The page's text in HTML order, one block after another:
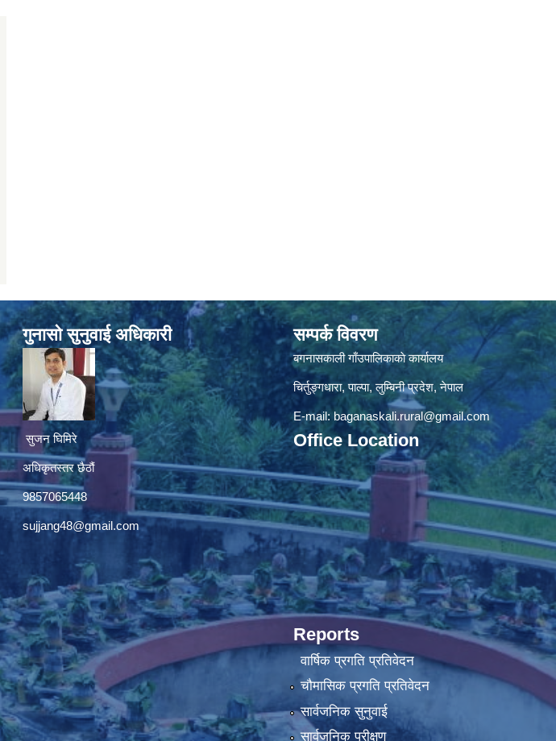
गुनासाे सुनुवाई अधिकारी
सुजन घिमिरे
अधिकृतस्तर छैठौं‌
9857065448
sujjang48@gmail.com
सम्पर्क विवरण
बगनासकाली गाँउपालिकाकाे कार्यालय
चिर्तुङ्गधारा, पाल्पा, लुम्बिनी प्रदेश, नेपाल
E-mail:baganaskali.rural@gmail.com
Office Location
Reports
वार्षिक प्रगति प्रतिवेदन
चौमासिक प्रगति प्रतिवेदन
सार्वजनिक सुनुवाई
सार्वजनिक परीक्षण